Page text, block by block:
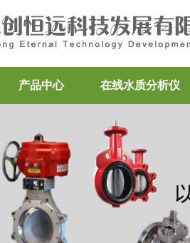
产品中心 在线水质分析仪